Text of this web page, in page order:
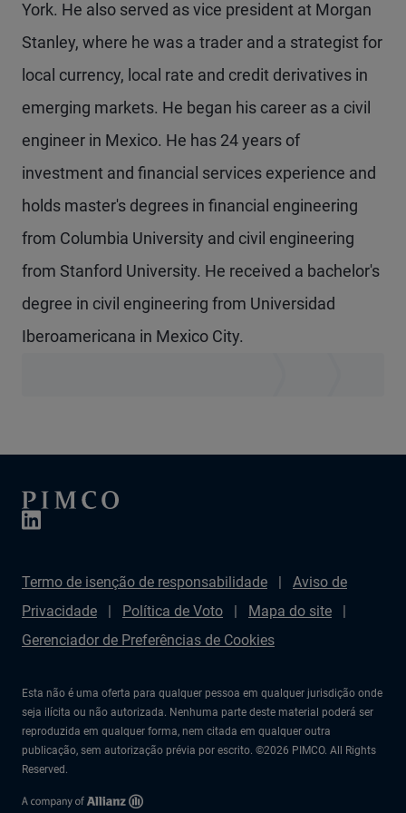
York. He also served as vice president at Morgan
Stanley, where he was a trader and a strategist for
local currency, local rate and credit derivatives in
emerging markets. He began his career as a civil
engineer in Mexico. He has 24 years of
investment and financial services experience and
holds master's degrees in financial engineering
from Columbia University and civil engineering
from Stanford University. He received a bachelor's
degree in civil engineering from Universidad
Iberoamericana in Mexico City.
Termo de isenção de responsabilidade
Aviso de
Privacidade
Política de Voto
Mapa do site
Gerenciador de Preferências de Cookies
Esta não é uma oferta para qualquer pessoa em qualquer jurisdição onde
seja ilícita ou não autorizada. Nenhuma parte deste material poderá ser
reproduzida em qualquer forma, nem citada em qualquer outra
publicação, sem autorização prévia por escrito. ©2026 PIMCO. All Rights
Reserved.